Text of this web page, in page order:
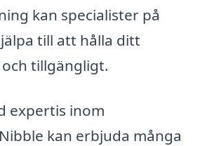
kan specialister på
till att hålla ditt
tillgängligt.
expertis inom
kan erbjuda många